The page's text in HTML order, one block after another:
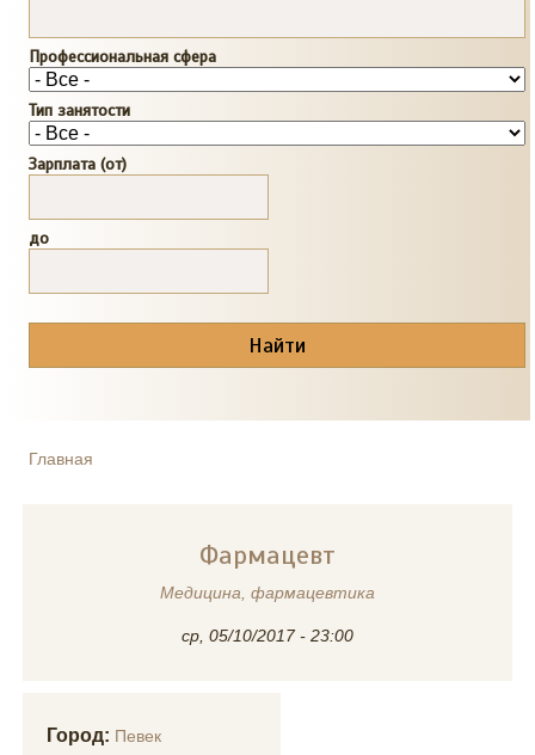
Профессиональная сфера
Тип занятости
Зарплата (от)
до
ВЫ ЗДЕСЬ
Главная
Фармацевт
Медицина, фармацевтика
ср, 05/10/2017 - 23:00
Город: Певек